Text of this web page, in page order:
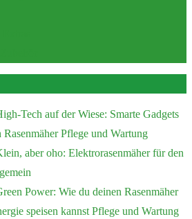
Tech auf der Wiese: Smarte Gadgets
RasenmäherPflege und Wartung
aber oho: Elektrorasenmäher für den
Power: Wie du deinen Rasenmäher
speisen kannst Pflege und Wartung